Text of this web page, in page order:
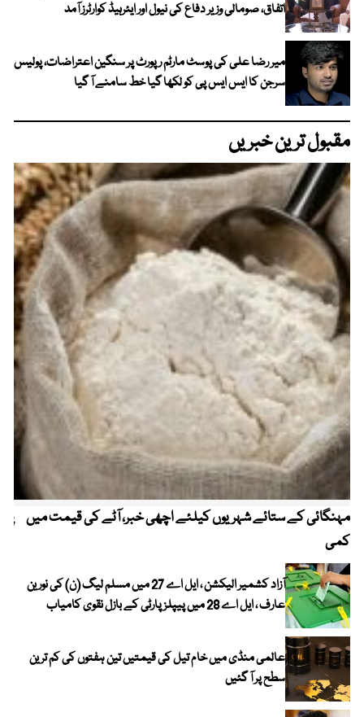
اتفاق، صومالی وزیر دفاع کی نیول اور ایئرہیڈ کوارٹرز آمد
میر رضا علی کی پوسٹ مارٹم رپورٹ پر سنگین اعتراضات، پولیس
سرجن کا ایس ایس پی کو لکھا گیا خط سامنے آ گیا
مقبول ترین خبریں
مہنگائی کے ستائے شہریوں کیلئے اچھی خبر، آٹے کی قیمت میں
کمی
آزاد کشمیر الیکشن ، ایل اے 27 میں مسلم لیگ (ن) کی نورین
عارف ، ایل اے 28 میں پیپلز پارٹی کے بازل نقوی کامیاب
عالمی منڈی میں خام تیل کی قیمتیں تین ہفتوں کی کم ترین
سطح پر آ گئیں